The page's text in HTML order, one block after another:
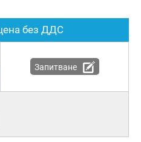
без ДДС
Запитване